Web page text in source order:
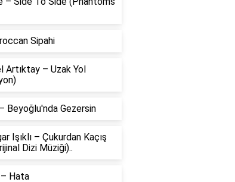
Sipahi
Artıktay – Uzak Yol
– Beyoğlu'nda Gezersin
Işıklı – Çukurdan Kaçış
Dizi Müziği)..
– Hata